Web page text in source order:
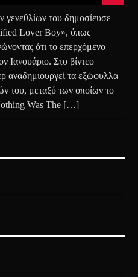
του δημοσίευσε
Lover Boy», όπως
ότι το επερχόμενο
Ιανουάριο. Στο βίντεο
αναδημιουργεί τα εξώφυλλα
του, μεταξύ των οποίων το
Was The […]